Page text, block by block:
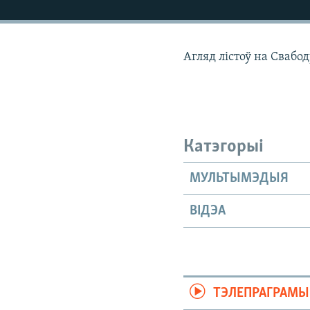
КАЛЯНДАР
НА ХВАЛЯХ СВАБОДЫ
Агляд лістоў на
Катэгорыі
МУЛЬТЫМЭДЫЯ
ВІДЭА
ТЭЛЕПРАГРАМЫ